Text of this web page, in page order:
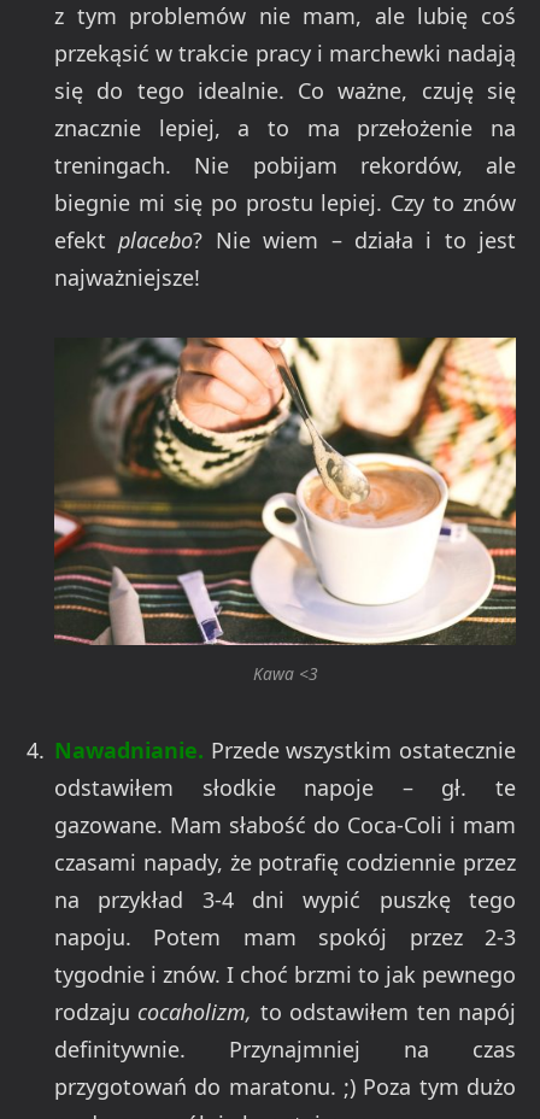
z tym problemów nie mam, ale lubię coś
przekąsić w trakcie pracy i marchewki nadają
się do tego idealnie. Co ważne, czuję się
znacznie lepiej, a to ma przełożenie na
treningach. Nie pobijam rekordów, ale
biegnie mi się po prostu lepiej. Czy to znów
efektplacebo? Nie wiem – działa i to jest
najważniejsze!
Kawa <3
Nawadnianie. Przede wszystkim ostatecznie
odstawiłem słodkie napoje – gł. te
gazowane. Mam słabość do Coca-Coli i mam
czasami napady, że potrafię codziennie przez
na przykład 3-4 dni wypić puszkę tego
napoju. Potem mam spokój przez 2-3
tygodnie i znów. I choć brzmi to jak pewnego
rodzaju cocaholizm, to odstawiłem ten napój
definitywnie. Przynajmniej na czas
przygotowań do maratonu. ;) Poza tym dużo